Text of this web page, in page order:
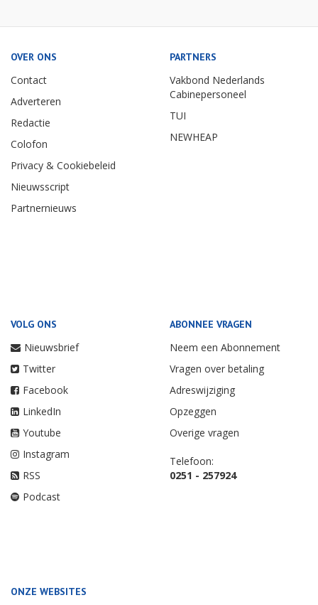
OVER ONS
Contact
Adverteren
Redactie
Colofon
Privacy & Cookiebeleid
Nieuwsscript
Partnernieuws
PARTNERS
Vakbond Nederlands
Cabinepersoneel
TUI
NEWHEAP
VOLG ONS
Nieuwsbrief
Twitter
Facebook
LinkedIn
Youtube
Instagram
RSS
Podcast
ABONNEE VRAGEN
Neem een Abonnement
Vragen over betaling
Adreswijziging
Opzeggen
Overige vragen
Telefoon:
0251 - 257924
ONZE WEBSITES